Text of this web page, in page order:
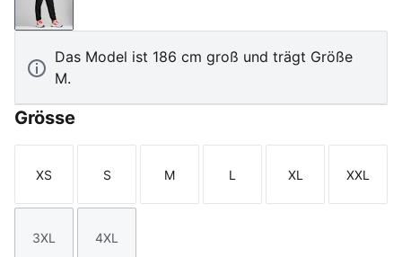
PUMA Black
Das Model ist 186 cm groß und trägt Größe
M.
Grösse
Größe
XS
Größe
S
Größe
M
Größe
L
Größe
XL
Größe
XXL
Größe
3XL
Größe
4XL